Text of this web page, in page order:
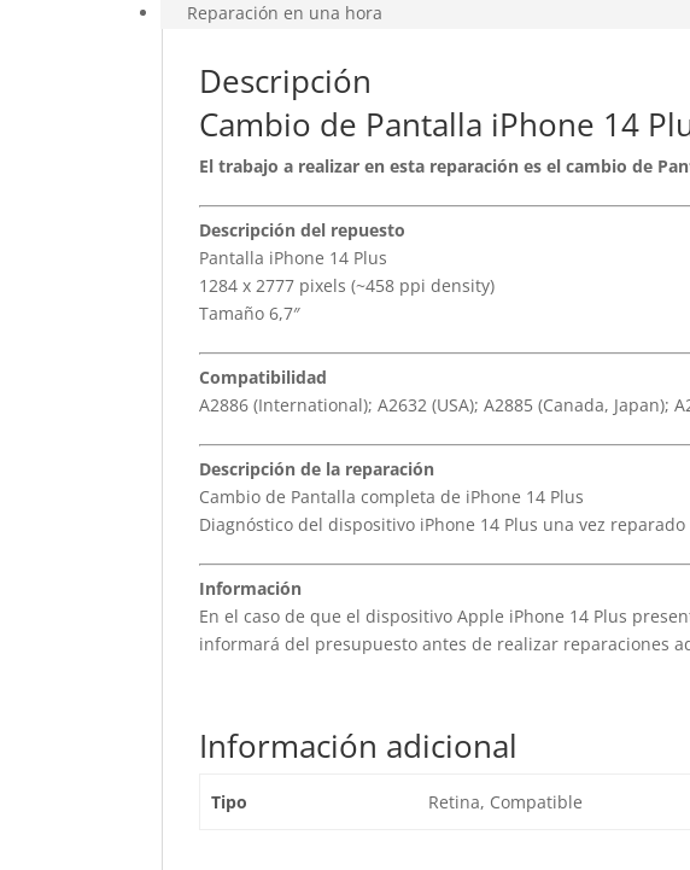
Reparación en una hora
Descripción
Cambio de Pantalla iPhone 14
El trabajo a realizar en esta reparación es el cambio de
Descripción del repuesto
Pantalla iPhone 14 Plus
1284 x 2777 pixels (~458 ppi density)
Tamaño 6,7″
Compatibilidad
A2886 (International); A2632 (USA); A2885 (Canada, Japan);
Descripción de la reparación
Cambio de Pantalla completa de iPhone 14 Plus
Diagnóstico del dispositivo iPhone 14 Plus una vez reparado
Información
En el caso de que el dispositivo Apple iPhone 14 Plus
informará del presupuesto antes de realizar reparaciones
Información adicional
Tipo Retina, Compatible